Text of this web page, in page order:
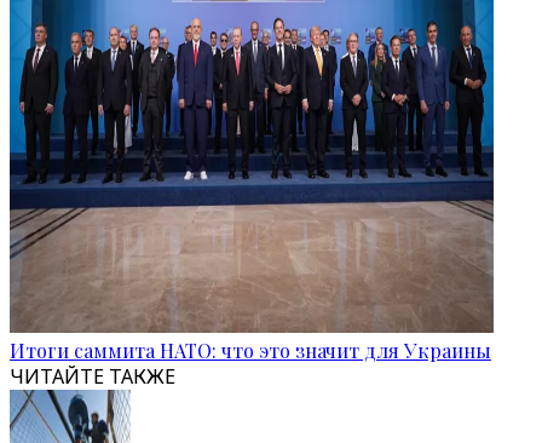
Итоги саммита НАТО: что это значит для Украины
ЧИТАЙТЕ ТАКЖЕ